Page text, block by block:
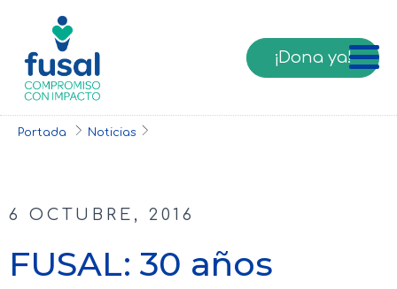
¡Dona ya!
Portada Noticias
6 OCTUBRE, 2016
FUSAL: 30 años